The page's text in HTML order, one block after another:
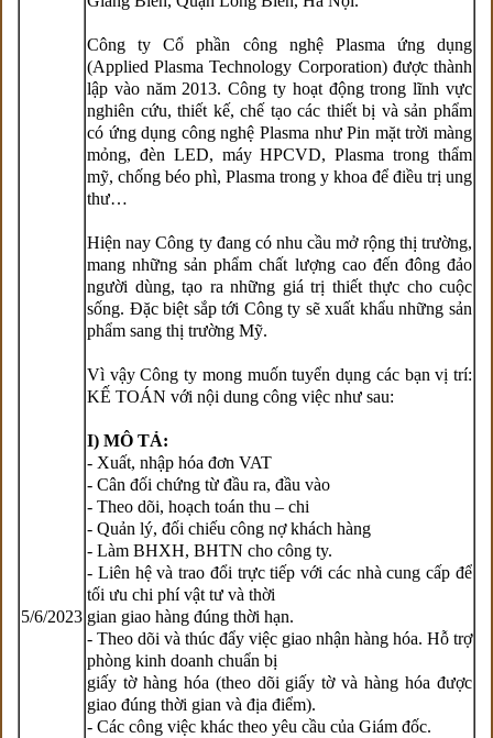
5/6/2023
Công ty Cổ phần công nghệ Plasma ứng dụng
(Applied Plasma Technology Corporation) được thành
lập vào năm 2013. Công ty hoạt động trong lĩnh vực
nghiên cứu, thiết kế, chế tạo các thiết bị và sản phẩm
có ứng dụng công nghệ Plasma như Pin mặt trời màng
mỏng, đèn LED, máy HPCVD, Plasma trong thẩm
mỹ, chống béo phì, Plasma trong y khoa để điều trị ung
thư…
Hiện nay Công ty đang có nhu cầu mở rộng thị trường,
mang những sản phẩm chất lượng cao đến đông đảo
người dùng, tạo ra những giá trị thiết thực cho cuộc
sống. Đặc biệt sắp tới Công ty sẽ xuất khẩu những sản
phẩm sang thị trường Mỹ.
Vì vậy Công ty mong muốn tuyển dụng các bạn vị trí:
KẾ TOÁN với nội dung công việc như sau:
I) MÔ TẢ:
- Xuất, nhập hóa đơn VAT
- Cân đối chứng từ đầu ra, đầu vào
- Theo dõi, hoạch toán thu – chi
- Quản lý, đối chiếu công nợ khách hàng
- Làm BHXH, BHTN cho công ty.
- Liên hệ và trao đổi trực tiếp với các nhà cung cấp để
tối ưu chi phí vật tư và thời
gian giao hàng đúng thời hạn.
- Theo dõi và thúc đẩy việc giao nhận hàng hóa. Hỗ trợ
phòng kinh doanh chuẩn bị
giấy tờ hàng hóa (theo dõi giấy tờ và hàng hóa được
giao đúng thời gian và địa điểm).
- Các công việc khác theo yêu cầu của Giám đốc.